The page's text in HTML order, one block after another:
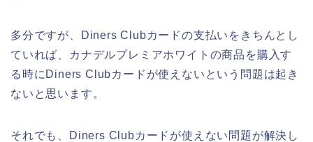
多分ですが、Diners Clubカードの支払いをきちんとし
ていれば、カナデルプレミアホワイトの商品を購入す
る時にDiners Clubカードが使えないという問題は起き
ないと思います。
それでも、Diners Clubカードが使えない問題が解決し